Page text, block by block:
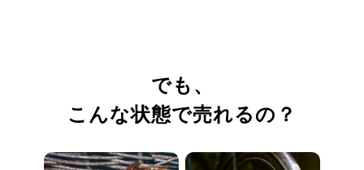
でも、
こんな状態で売れるの？